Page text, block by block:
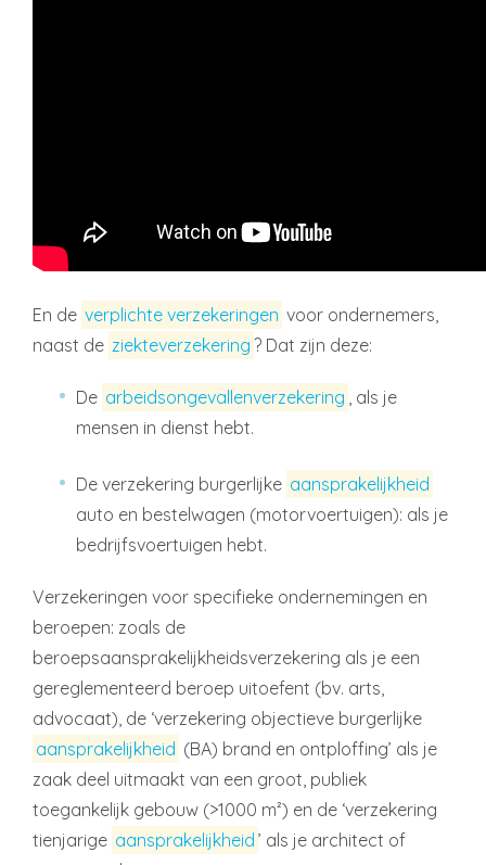
En de verplichte verzekeringen voor ondernemers,
naast de ziekteverzekering ? Dat zijn deze:
De arbeidsongevallenverzekering , als je
mensen in dienst hebt.
De verzekering burgerlijke aansprakelijkheid
auto en bestelwagen (motorvoertuigen): als je
bedrijfsvoertuigen hebt.
Verzekeringen voor specifieke ondernemingen en
beroepen: zoals de
beroepsaansprakelijkheidsverzekering als je een
gereglementeerd beroep uitoefent (bv. arts,
advocaat), de ‘verzekering objectieve burgerlijke
aansprakelijkheid (BA) brand en ontploffing’ als je
zaak deel uitmaakt van een groot, publiek
toegankelijk gebouw (>1000 m²) en de ‘verzekering
tienjarige aansprakelijkheid ’ als je architect of